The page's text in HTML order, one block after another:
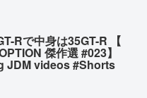
Rで中身は35GT-R 【
傑作選 #023】
JDM videos #Shorts